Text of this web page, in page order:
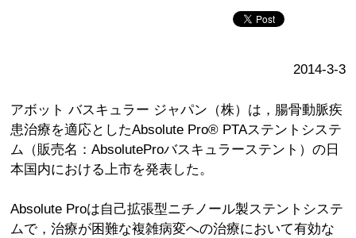
2014-3-3
アボット バスキュラー ジャパン（株）は，腸骨動脈疾
患治療を適応としたAbsolute Pro® PTAステントシステ
ム（販売名：AbsoluteProバスキュラーステント）の日
本国内における上市を発表した。
Absolute Proは自己拡張型ニチノール製ステントシステ
ムで，治療が困難な複雑病変への治療において有効な